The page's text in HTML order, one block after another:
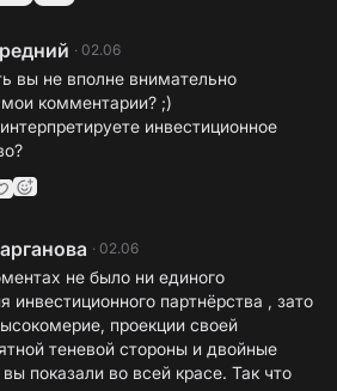
· 02.06
вы не вполне внимательно
комментарии? ;)
инвестиционное
· 02.06
не было ни единого
инвестиционного партнёрства , зато
проекции своей
теневой стороны и двойные
показали во всей красе. Так что